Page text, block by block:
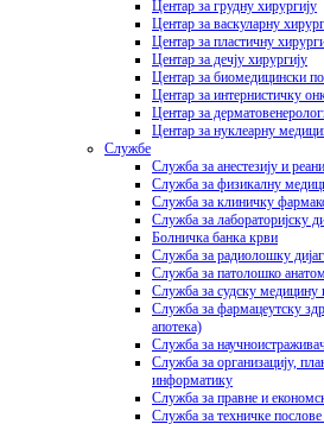
Центар за грудну хирургију
Центар за васкуларну
Центар за пластичну
Центар за дечју хирургију
Центар за биомедицински
Центар за интернистичку
Центар за
Центар за нуклеарну
Службе
Служба за анестезију и
Служба за физикалну
Служба за клиничку
Служба за лабораторијску
Болничка банка крви
Служба за радиолошку
Служба за патолошко
Служба за судску медицину
Служба за фармацеутску
апотека)
Служба за
Служба за организацију,
информатику
Служба за правне и
Служба за техничке